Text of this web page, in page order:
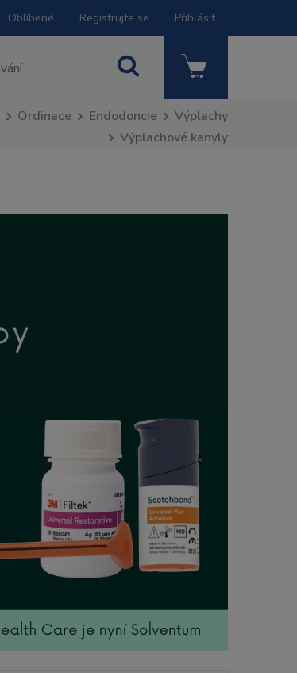
Oblíbené Registrujte se Přihlásit
Ordinace Endodoncie
Výplachy
Výplachové kanyly